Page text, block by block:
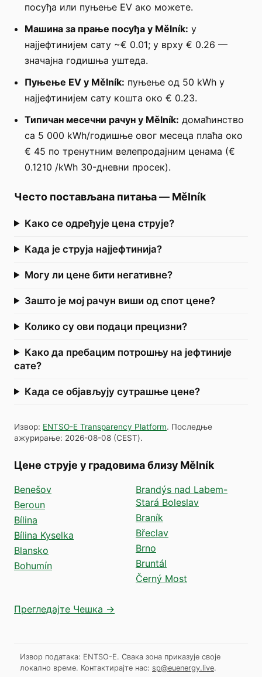
посуђа или пуњење EV ако можете.
Машина за прање посуђа у Mělník: у
најјефтинијем сату ~€ 0.01; у врху € 0.26 —
значајна годишња уштеда.
Пуњење EV у Mělník: пуњење од 50 kWh у
најјефтинијем сату кошта око € 0.23.
Типичан месечни рачун у Mělník: домаћинство
са 5 000 kWh/годишње овог месеца плаћа око
€ 45 по тренутним велепродајним ценама (€
0.1210 /kWh 30-дневни просек).
Често постављана питања— Mělník
Како се одређује цена струје?
Када је струја најјефтинија?
Могу ли цене бити негативне?
Зашто је мој рачун виши од спот цене?
Колико су ови подаци прецизни?
Како да пребацим потрошњу на јефтиније
сате?
Када се објављују сутрашње цене?
Извор: ENTSO-E Transparency Platform. Последње
ажурирање: 2026-08-08 (CEST).
Цене струје у градовима близу Mělník
Benešov
Beroun
Bílina
Bílina Kyselka
Blansko
Bohumín
Brandýs nad Labem-
Stará Boleslav
Braník
Břeclav
Brno
Bruntál
Černý Most
Прегледајте Чешка →
Извор података: ENTSO-E. Свака зона приказује своје
локално време. Контактирајте нас: sp@euenergy.live.